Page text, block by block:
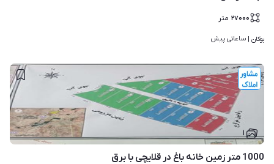
۲۷۰۰۰ متر
بوکان | ساعاتی پیش
۱
1000 متر زمین خانه باغ در قلایچی با برق